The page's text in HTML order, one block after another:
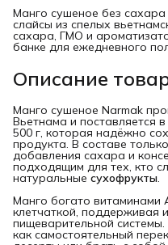
Манго сушеное без
слайсы из спелых
сахара, ГМО и
банке для ежедневного
Описание
Манго сушеное Narmak
Вьетнама и поставляется
500 г, которая надёжно
продукта. В составе
добавления сахара и
подходящим для тех, кто
натуральные сухофрукты
Манго богато витаминами
клетчаткой, поддерживая
пищеварительной
как самостоятельный